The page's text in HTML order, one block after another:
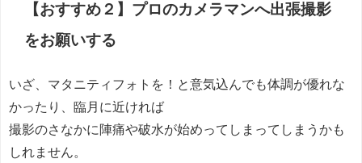
【おすすめ２】プロのカメラマンへ出張撮影
をお願いする
いざ、マタニティフォトを！と意気込んでも体調が優れな
かったり、臨月に近ければ
撮影のさなかに陣痛や破水が始めってしまってしまうかも
しれません。